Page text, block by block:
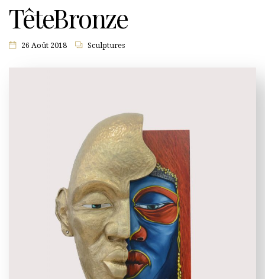
TêteBronze
26 Août 2018 Sculptures